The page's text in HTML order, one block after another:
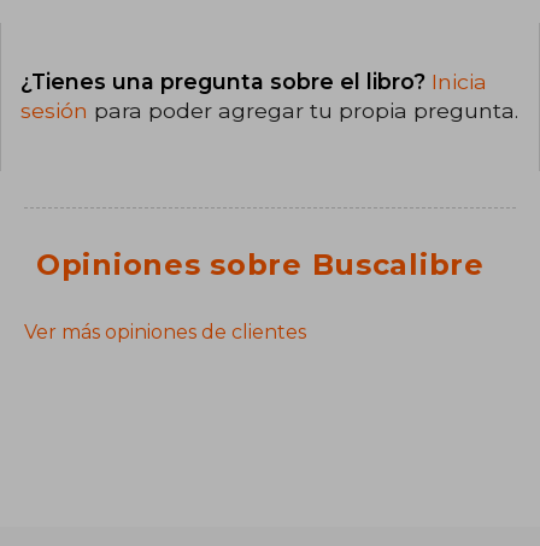
¿Tienes una pregunta sobre el libro? Inicia
sesión para poder agregar tu propia pregunta.
Opiniones sobre Buscalibre
Ver más opiniones de clientes